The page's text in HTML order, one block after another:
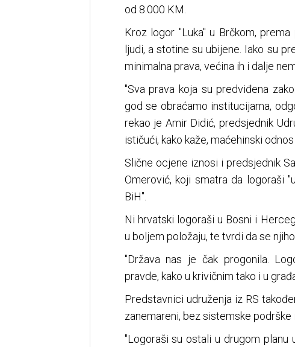
od 8.000 KM.
Kroz logor "Luka" u Brčkom,
ljudi, a stotine su ubijene. Iako su
minimalna prava, većina ih i dalje
"Sva prava koja su predviđena
god se obraćamo institucijama,
rekao je Amir Didić, predsjednik
ističući, kako kaže, maćehinski
Slične ocjene iznosi i predsjednik
Omerović, koji smatra da logoraši
BiH".
Ni hrvatski logoraši u Bosni i
u boljem položaju, te tvrdi da se
"Država nas je čak progonila.
pravde, kako u krivičnim tako i u
Predstavnici udruženja iz RS
zanemareni, bez sistemske podrške
"Logoraši su ostali u drugom planu